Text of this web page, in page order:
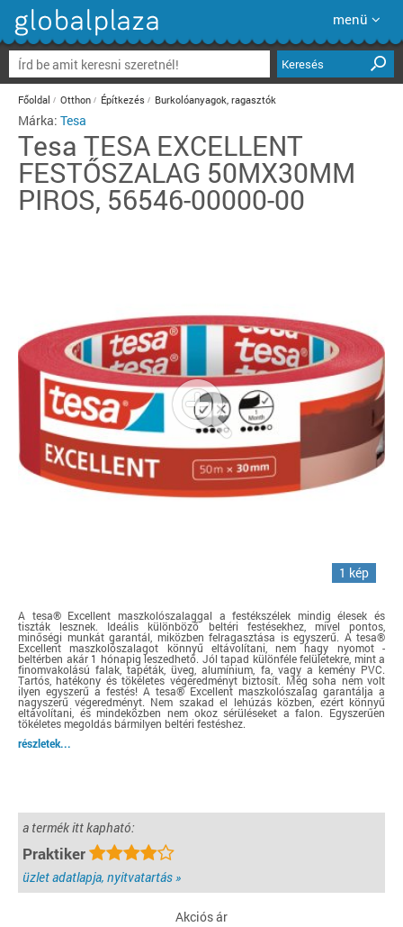
menü
Keresés
Főoldal Otthon Építkezés Burkolóanyagok, ragasztók
Márka: Tesa
Tesa TESA EXCELLENT
FESTŐSZALAG 50MX30MM
PIROS, 56546-00000-00
1 kép
A tesa® Excellent maszkolószalaggal a festékszélek mindig élesek és
tiszták lesznek. Ideális különböző beltéri festésekhez, mivel pontos,
minőségi munkát garantál, miközben felragasztása is egyszerű. A tesa®
Excellent maszkolószalagot könnyű eltávolítani, nem hagy nyomot -
beltérben akár 1 hónapig leszedhető. Jól tapad különféle felületekre, mint a
finomvakolású falak, tapéták, üveg, alumínium, fa, vagy a kemény PVC.
Tartós, hatékony és tökéletes végeredményt biztosít. Még soha nem volt
ilyen egyszerű a festés! A tesa® Excellent maszkolószalag garantálja a
nagyszerű végeredményt. Nem szakad el lehúzás közben, ezért könnyű
eltávolítani, és mindeközben nem okoz sérüléseket a falon. Egyszerűen
tökéletes megoldás bármilyen beltéri festéshez.
részletek...
a termék itt kapható:
Praktiker
üzlet adatlapja, nyitvatartás »
Akciós ár